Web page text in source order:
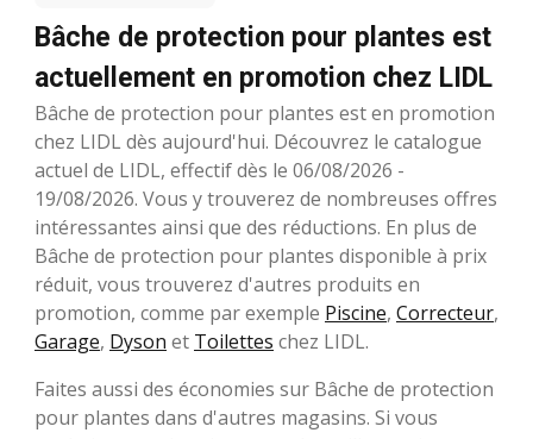
Bâche de protection pour plantes est
actuellement en promotion chez LIDL
Bâche de protection pour plantes est en promotion
chez LIDL dès aujourd'hui. Découvrez le catalogue
actuel de LIDL, effectif dès le 06/08/2026 -
19/08/2026. Vous y trouverez de nombreuses offres
intéressantes ainsi que des réductions. En plus de
Bâche de protection pour plantes disponible à prix
réduit, vous trouverez d'autres produits en
promotion, comme par exemple Piscine, Correcteur,
Garage, Dyson et Toilettes chez LIDL.
Faites aussi des économies sur Bâche de protection
pour plantes dans d'autres magasins. Si vous